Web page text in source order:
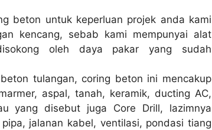
beton untuk keperluan projek anda kami
kencang, sebab kami mempunyai alat
oleh daya pakar yang sudah
tulangan, coring beton ini mencakup
aspal, tanah, keramik, ducting AC,
yang disebut juga Core Drill, lazimnya
jalanan kabel, ventilasi, pondasi tiang